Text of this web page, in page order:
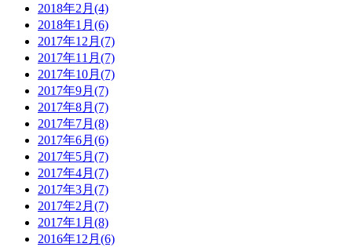
2018年2月(4)
2018年1月(6)
2017年12月(7)
2017年11月(7)
2017年10月(7)
2017年9月(7)
2017年8月(7)
2017年7月(8)
2017年6月(6)
2017年5月(7)
2017年4月(7)
2017年3月(7)
2017年2月(7)
2017年1月(8)
2016年12月(6)